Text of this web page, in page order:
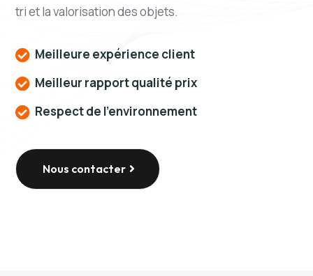
tri et la valorisation des objets.
 Meilleure expérience client
 Meilleur rapport qualité prix
 Respect de l'environnement
Nous contacter